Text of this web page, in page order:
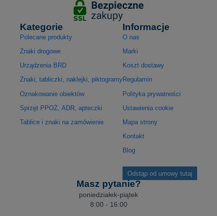
Kategorie
Polecane produkty
Znaki drogowe
Urządzenia BRD
Znaki, tabliczki, naklejki, piktogramy
Oznakowanie obiektów
Sprzęt PPOŻ, ADR, apteczki
Tablice i znaki na zamówienie
Informacje
O nas
Marki
Koszt dostawy
Regulamin
Polityka prywatności
Ustawienia cookie
Mapa strony
Kontakt
Blog
Odstąp od umowy tutaj
Masz pytanie?
poniedziałek-piątek
8:00 - 16:00